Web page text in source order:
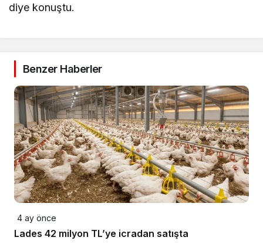
diye konuştu.
Benzer Haberler
4 ay önce
Lades 42 milyon TL’ye icradan satışta